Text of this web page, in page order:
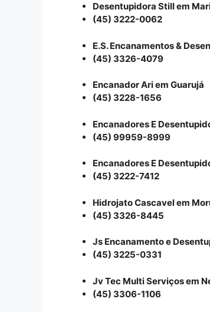
Desentupidora Still em
(45) 3222-0062
E.S. Encanamentos &
(45) 3326-4079
Encanador Ari em Guarujá
(45) 3228-1656
Encanadores E
(45) 99959-8999
Encanadores E
(45) 3222-7412
Hidrojato Cascavel em
(45) 3326-8445
Js Encanamento e
(45) 3225-0331
Jv Tec Multi Serviços em
(45) 3306-1106